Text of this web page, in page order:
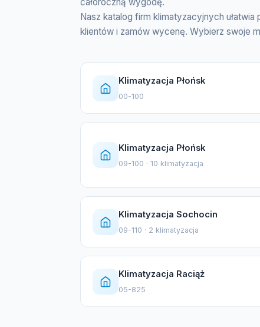
Nasz katalog firm klimatyzacyjnych
klientów i zamów wycenę. Wybierz swoje
Klimatyzacja Płońsk
00-100
Klimatyzacja Płońsk
09-100 · 10 klimatyzacja
Klimatyzacja Sochocin
09-110 · 2 klimatyzacja
Klimatyzacja Raciąż
05-825